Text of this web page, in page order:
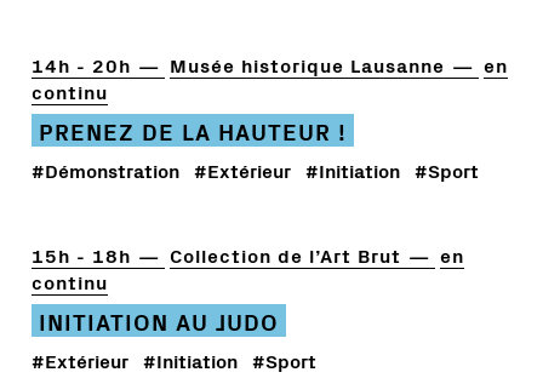
14h - 20h Musée historique Lausanne
en
continu
PRENEZ DE LA HAUTEUR !
#Démonstration #Extérieur #Initiation #Sport
15h - 18h Collection de l’Art Brut
en
continu
INITIATION AU JUDO
#Extérieur #Initiation #Sport